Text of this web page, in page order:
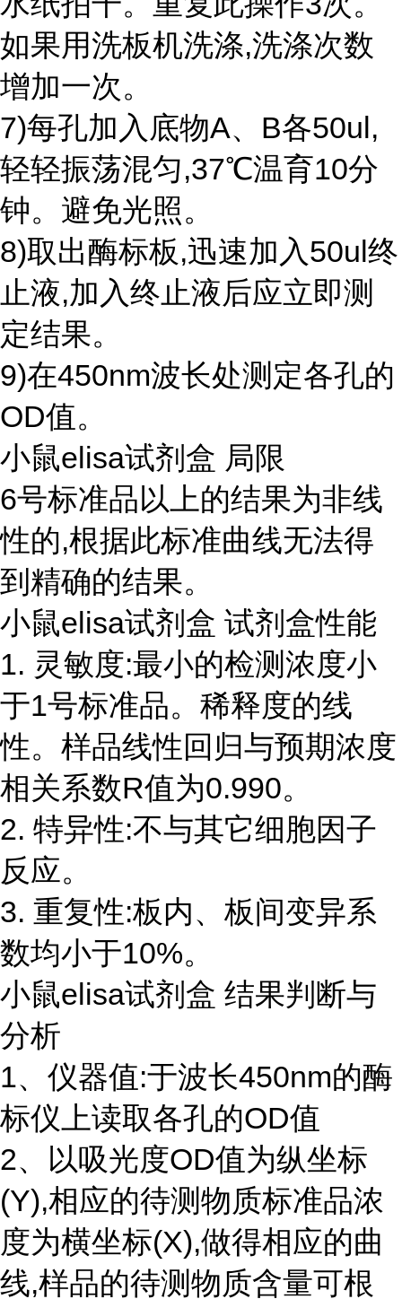
如果用洗板机洗涤,洗涤次数
增加一次。
7)每孔加入底物A、B各50ul,
轻轻振荡混匀,37℃温育10分
钟。避免光照。
8)取出酶标板,迅速加入50ul终
止液,加入终止液后应立即测
定结果。
9)在450nm波长处测定各孔的
OD值。
小鼠elisa试剂盒 局限
6号标准品以上的结果为非线
性的,根据此标准曲线无法得
到精确的结果。
小鼠elisa试剂盒 试剂盒性能
1. 灵敏度:最小的检测浓度小
于1号标准品。稀释度的线
性。样品线性回归与预期浓度
相关系数R值为0.990。
2. 特异性:不与其它细胞因子
反应。
3. 重复性:板内、板间变异系
数均小于10%。
小鼠elisa试剂盒 结果判断与
分析
1、仪器值:于波长450nm的酶
标仪上读取各孔的OD值
2、以吸光度OD值为纵坐标
(Y),相应的待测物质标准品浓
度为横坐标(X),做得相应的曲
线,样品的待测物质含量可根